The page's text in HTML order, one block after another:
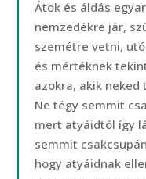
Átok és áldás
nemzedékre jár,
szemétre vetni,
és mértéknek
azokra, akik neked
Ne tégy semmit
mert atyáidtól így
semmit
hogy atyáidnak